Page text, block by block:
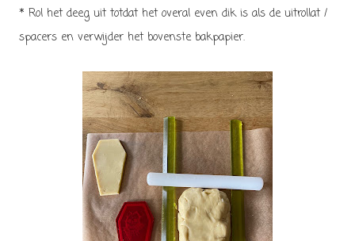
* Rol het deeg uit totdat het overal even dik is als de uitrollat /
spacers en verwijder het bovenste bakpapier.